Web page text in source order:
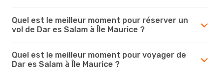
Quel est le meilleur moment pour réserver un
vol de Dar es Salam à Île Maurice ?
Quel est le meilleur moment pour voyager de
Dar es Salam à Île Maurice ?